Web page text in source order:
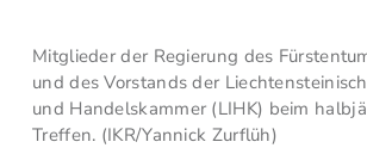
Mitglieder der Regierung des
und des Vorstands der
und Handelskammer (LIHK) beim
Treffen. (IKR/Yannick Zurflüh)